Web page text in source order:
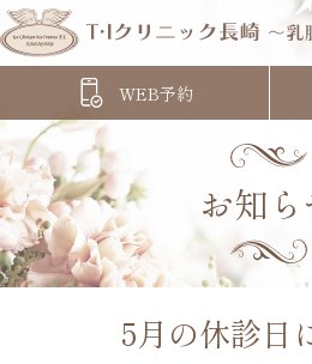
WEB予約
お知
5月の休診日